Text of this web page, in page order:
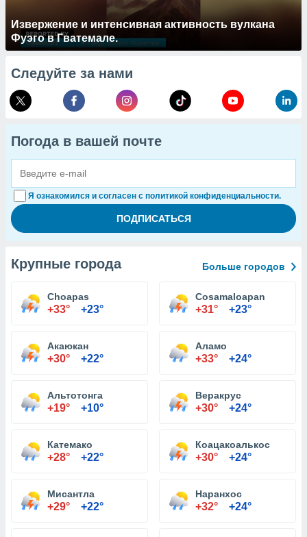
Извержение и интенсивная активность вулкана
Фуэго в Гватемале.
Следуйте за нами
Погода в вашей почте
Я ознакомился и согласен с политикой конфиденциальности.
Крупные города Больше городов
Choapas
+33° +23°
Cosamaloapan
+31° +23°
Акаюкан
+30° +22°
Аламо
+33° +24°
Альтотонга
+19° +10°
Веракрус
+30° +24°
Катемако
+28° +22°
Коацакоалькос
+30° +24°
Мисантла
+29° +22°
Наранхос
+32° +24°